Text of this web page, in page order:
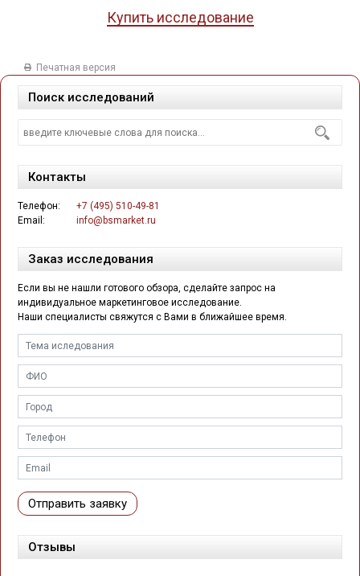
Купить исследование
Печатная версия
Поиск исследований
Контакты
Телефон:
+7 (495) 510-49-81
Email:
info@bsmarket.ru
Заказ исследования
Если вы не нашли готового обзора, сделайте запрос на
индивидуальное маркетинговое исследование.
Наши специалисты свяжутся с Вами в ближайшее время.
Отправить заявку
Отзывы